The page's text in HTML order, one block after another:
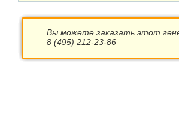
Вы можете заказать этот
8 (495) 212-23-86